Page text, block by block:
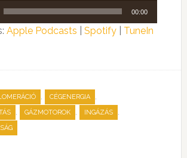
00:00
Apple Podcasts Spotify| TuneIn
, CÉGENERGIA ,
, GÁZMOTOROK , INGÁZÁS ,